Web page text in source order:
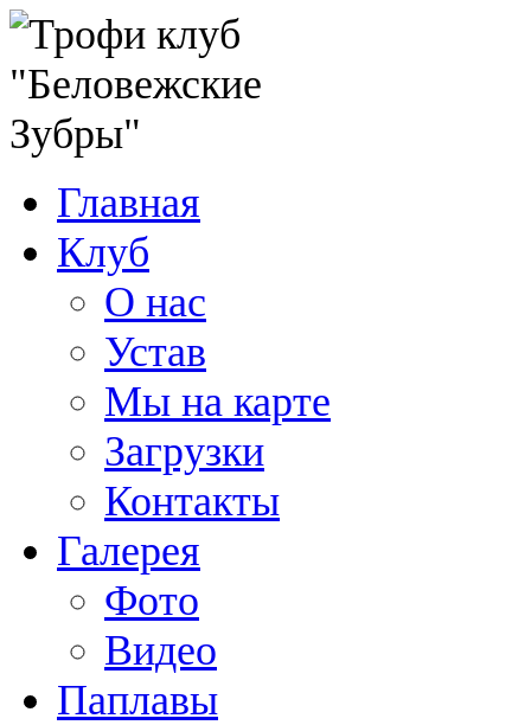
Главная
Клуб
О нас
Устав
Мы на карте
Загрузки
Контакты
Галерея
Фото
Видео
Паплавы